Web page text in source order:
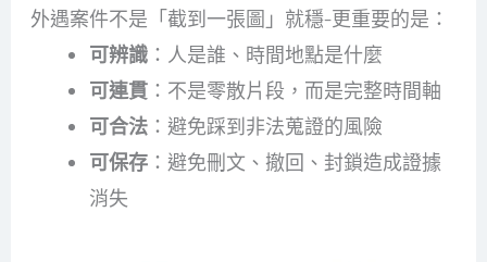
外遇案件不是「截到一張圖」就穩-更重要的是：
可辨識：人是誰、時間地點是什麼
可連貫：不是零散片段，而是完整時間軸
可合法：避免踩到非法蒐證的風險
可保存：避免刪文、撤回、封鎖造成證據
消失